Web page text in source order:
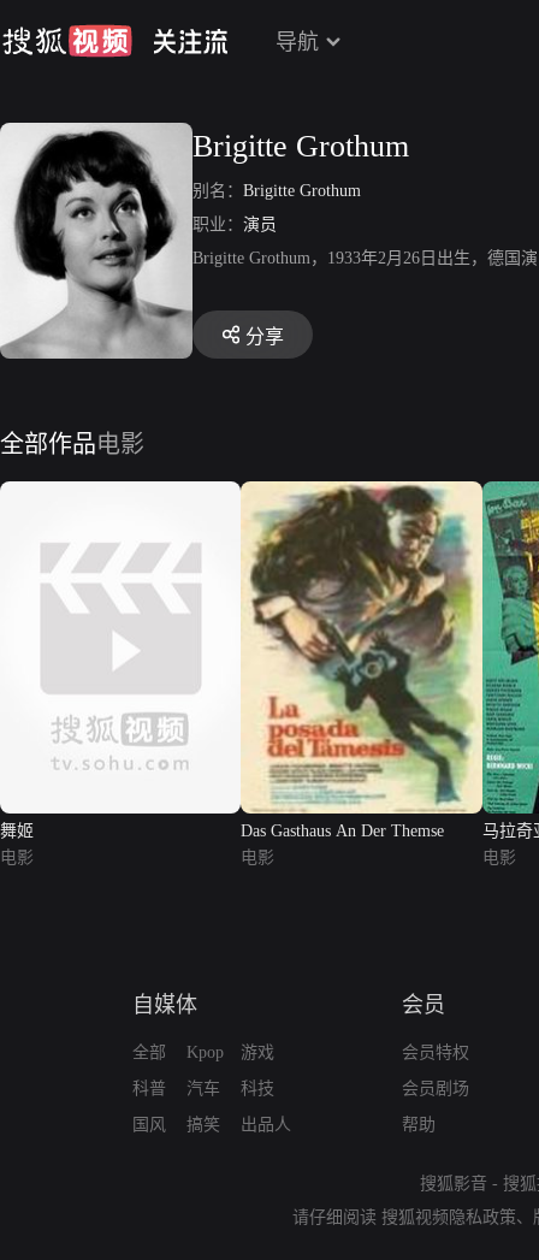
导航
Brigitte Grothum
别名： Brigitte Grothum
职业： 演员
Brigitte Grothum，1933年2月26日出生，德国
分享
全部作品电影
舞姬
电影
Das Gasthaus An Der Themse
电影
马拉奇
电影
自媒体
全部
科普
国风
Kpop
汽车
搞笑
游戏
科技
出品人
会员
会员特权
会员剧场
帮助
搜狐影音 - 搜
请仔细阅读 搜狐视频隐私政策、